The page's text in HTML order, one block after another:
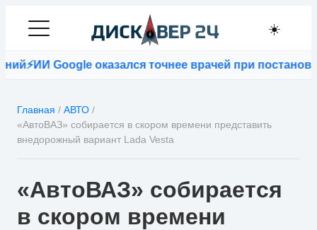
☀️
Google оказался точнее врачей при постановке
Главная / АВТО /
«АвтоВАЗ» собирается в скором времени представить
внедорожный вариант Lada Vesta
«АвтоВАЗ» собирается
в скором времени